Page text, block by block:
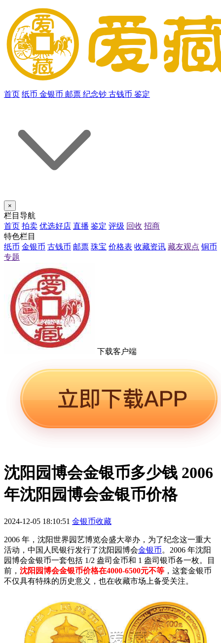
首页 纸币 金银币 邮票 纪念钞 古钱币 鉴定
×
栏目导航
首页 拍卖 优选好店 直播 鉴定 评级 回收 招商
特色栏目
纸币 金银币 古钱币 邮票 珠宝 价格表 收藏资讯 藏友观点 铜币
专题
下载客户端
沈阳园博会金银币多少钱 2006
年沈阳园博会金银币价格
2024-12-05 18:10:51 金银币收藏
2006 年，沈阳世界园艺博览会盛大举办，为了纪念这一重大
活动，中国人民银行发行了沈阳园博会金银币。2006 年沈阳
园博会金银币一套包括 1/2 盎司金币和 1 盎司银币各一枚。目
前， 沈阳园博会金银币价格在4000-6500元不等 ，这套金银币
不仅具有特殊的历史意义，也在收藏市场上备受关注。